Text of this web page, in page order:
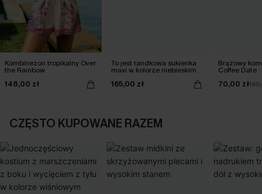
Kombinezon tropikalny Over
the Rainbow
148,00 zł
To jest randkowa sukienka
maxi w kolorze niebieskim
165,00 zł
Brązowy
Coffee Date
70,00 zł
CZĘSTO KUPOWANE RAZEM